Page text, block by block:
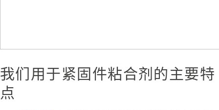
我们用于紧固件粘合剂的主要特
点